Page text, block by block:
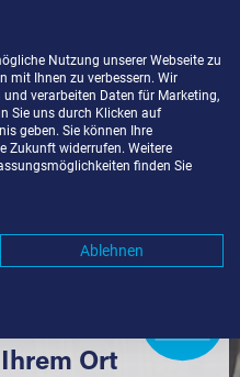
DAHLEM
mit Extraraum
Ort
Nutzung unserer Webseite zu
mit Ihnen zu verbessern. Wir
verarbeiten Daten für Marketing,
Sie uns durch Klicken auf
geben. Sie können Ihre
Zukunft widerrufen. Weitere
finden Sie
Ablehnen